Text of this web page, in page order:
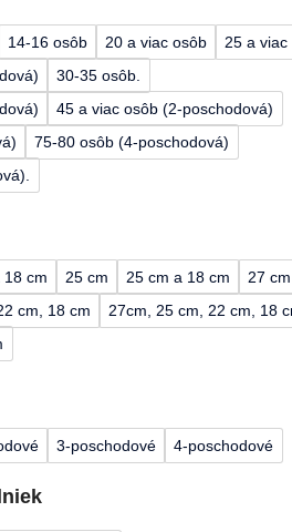
14-16 osôb 20 a viac osôb
25 a viac
30-35 osôb.
45 a viac osôb (2-poschodová)
75-80 osôb (4-poschodová)
18 cm 25 cm 25 cm a 18 cm
27 cm
cm, 18 cm
27cm, 25 cm, 22 cm, 18
3-poschodové 4-poschodové